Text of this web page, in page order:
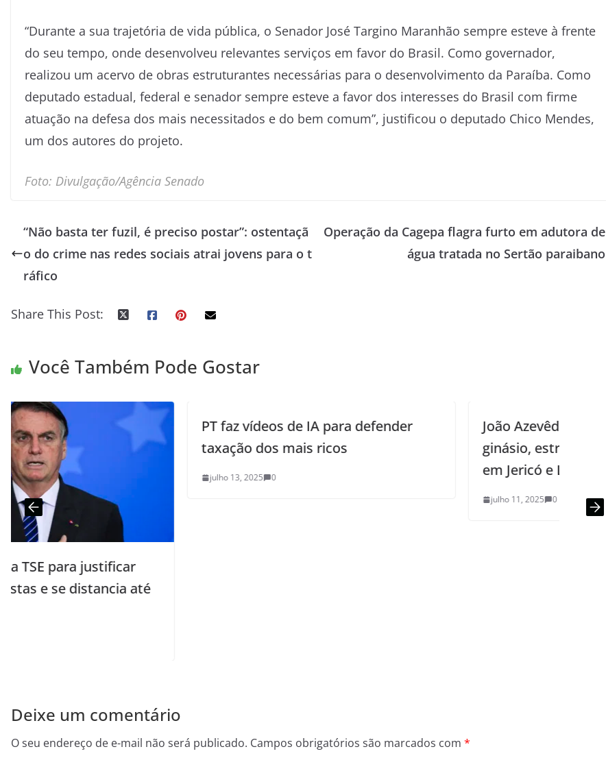
“Durante a sua trajetória de vida pública, o Senador José Targino Maranhão sempre esteve à frente
do seu tempo, onde desenvolveu relevantes serviços em favor do Brasil. Como governador,
realizou um acervo de obras estruturantes necessárias para o desenvolvimento da Paraíba. Como
deputado estadual, federal e senador sempre esteve a favor dos interesses do Brasil com firme
atuação na defesa dos mais necessitados e do bem comum”, justificou o deputado Chico Mendes,
um dos autores do projeto.
Foto: Divulgação/Agência Senado
“Não basta ter fuzil, é preciso postar”: ostentaçã
o do crime nas redes sociais atrai jovens para o t
ráfico
Operação da Cagepa flagra furto em adutora de
água tratada no Sertão paraibano
Share This Post:
Você Também Pode Gostar
PT faz vídeos de IA para defender
taxação dos mais ricos
João Azevêdo entrega escola, creche,
ginásio, estradas e inspeciona obras
Deixe um comentário
O seu endereço de e-mail não será publicado. Campos obrigatórios são marcados com *